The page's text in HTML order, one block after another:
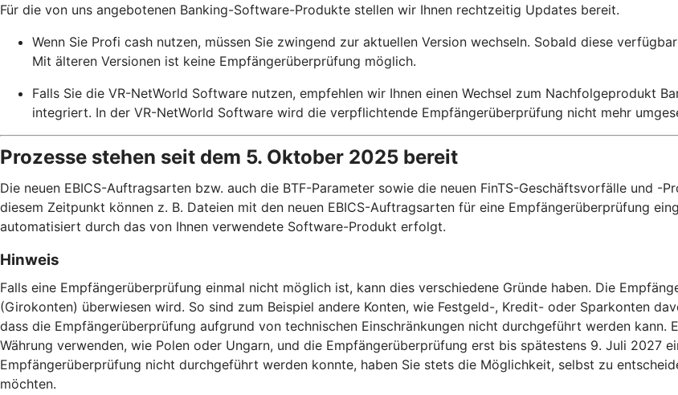
Für die von uns angebotenen Banking-Software-Produkte stellen wir Ihnen rechtzeitig Updates bereit.
Wenn Sie Profi cash nutzen, müssen Sie zwingend zur aktuellen Version wechseln. Sobald diese
Mit älteren Versionen ist keine Empfängerüberprüfung möglich.
Falls Sie die VR-NetWorld Software nutzen, empfehlen wir Ihnen einen Wechsel zum Nachfolgeprodukt
integriert. In der VR-NetWorld Software wird die verpflichtende Empfängerüberprüfung nicht mehr
Prozesse stehen seit dem 5. Oktober 2025 bereit
Die neuen EBICS-Auftragsarten bzw. auch die BTF-Parameter sowie die neuen FinTS-Geschäftsvorfälle und -
diesem Zeitpunkt können z. B. Dateien mit den neuen EBICS-Auftragsarten für eine Empfängerüberprüfung
automatisiert durch das von Ihnen verwendete Software-Produkt erfolgt.
Hinweis
Falls eine Empfängerüberprüfung einmal nicht möglich ist, kann dies verschiedene Gründe haben. Die
(Girokonten) überwiesen wird. So sind zum Beispiel andere Konten, wie Festgeld-, Kredit- oder Sparkonten
dass die Empfängerüberprüfung aufgrund von technischen Einschränkungen nicht durchgeführt werden kann.
Währung verwenden, wie Polen oder Ungarn, und die Empfängerüberprüfung erst bis spätestens 9. Juli 2027
Empfängerüberprüfung nicht durchgeführt werden konnte, haben Sie stets die Möglichkeit, selbst zu
möchten.